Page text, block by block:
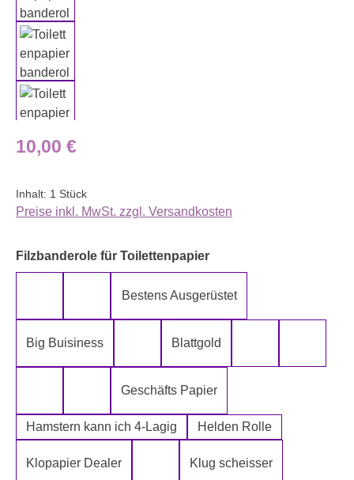
Regulärer Preis:
10,00 €
Inhalt: 1 Stück
Preise inkl. MwSt. zzgl. Versandkosten
Filzbanderole für Toilettenpapierauswählen
5-Lagig ich kann´s mir leisten
Alter spielt keine Rolle
Bestens Ausgerüstet
Big Buisiness
Bitte bleiben sie während der
Blattgold
Fugen Reiniger
Fürn Arsch
Geschäfts Papier
Hamstern kann ich 4-Lagig Helden Rolle
Klopapier Dealer
Klopapier Mafia
Klug scheisser